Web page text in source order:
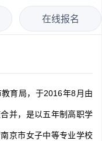
在线报名
育局，于2016年8月由
并，是以五年制高职学
京市女子中等专业学校